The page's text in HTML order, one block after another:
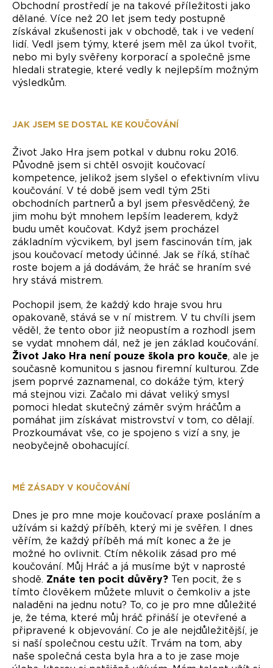
Obchodní prostředí je na takové příležitosti jako
dělané. Více než 20 let jsem tedy postupně
získával zkušenosti jak v obchodě, tak i ve vedení
lidí. Vedl jsem týmy, které jsem měl za úkol tvořit,
nebo mi byly svěřeny korporací a společně jsme
hledali strategie, které vedly k nejlepším možným
výsledkům.
JAK JSEM SE DOSTAL KE KOUČOVÁNÍ
Život Jako Hra jsem potkal v dubnu roku 2016.
Původně jsem si chtěl osvojit koučovací
kompetence, jelikož jsem slyšel o efektivním vlivu
koučování. V té době jsem vedl tým 25ti
obchodních partnerů a byl jsem přesvědčený, že
jim mohu být mnohem lepším leaderem, když
budu umět koučovat. Když jsem procházel
základním výcvikem, byl jsem fascinován tím, jak
jsou koučovací metody účinné. Jak se říká, stíhač
roste bojem a já dodávám, že hráč se hraním své
hry stává mistrem.
Pochopil jsem, že každý kdo hraje svou hru
opakovaně, stává se v ní mistrem. V tu chvíli jsem
věděl, že tento obor již neopustím a rozhodl jsem
se vydat mnohem dál, než je jen základ koučování.
Život Jako Hra není pouze škola pro kouče, ale je
současně komunitou s jasnou firemní kulturou. Zde
jsem poprvé zaznamenal, co dokáže tým, který
má stejnou vizi. Začalo mi dávat veliký smysl
pomoci hledat skutečný záměr svým hráčům a
pomáhat jim získávat mistrovství v tom, co dělají.
Prozkoumávat vše, co je spojeno s vizí a sny, je
neobyčejně obohacující.
MÉ ZÁSADY V KOUČOVÁNÍ
Dnes je pro mne moje koučovací praxe posláním a
užívám si každý příběh, který mi je svěřen. I dnes
věřím, že každý příběh má mít konec a že je
možné ho ovlivnit. Ctím několik zásad pro mé
koučování. Můj Hráč a já musíme být v naprosté
shodě. Znáte ten pocit důvěry? Ten pocit, že s
tímto člověkem můžete mluvit o čemkoliv a jste
naladěni na jednu notu? To, co je pro mne důležité
je, že téma, které můj hráč přináší je otevřené a
připravené k objevování. Co je ale nejdůležitější, je
si naší společnou cestu užít. Trvám na tom, aby
naše společná cesta byla hra a to je zase moje